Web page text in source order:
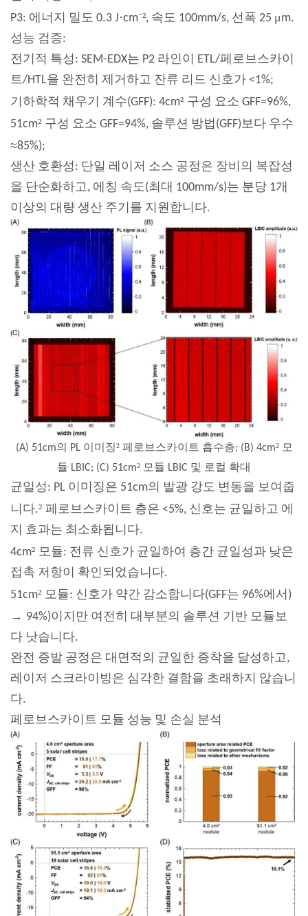
P3: 에너지 밀도 0.3 J·cm⁻², 속도 100mm/s, 선폭 25 μm.
성능 검증:
전기적 특성: SEM-EDX는 P2 라인이 ETL/페로브스카이
트/HTL을 완전히 제거하고 잔류 리드 신호가 <1%;
기하학적 채우기 계수(GFF): 4cm² 구성 요소 GFF=96%,
51cm² 구성 요소 GFF=94%, 솔루션 방법(GFF)보다 우수
≈85%);
생산 호환성: 단일 레이저 소스 공정은 장비의 복잡성
을 단순화하고, 에칭 속도(최대 100mm/s)는 분당 1개
이상의 대량 생산 주기를 지원합니다.
(A) 51cm의 PL 이미징² 페로브스카이트 흡수층; (B) 4cm² 모
듈 LBIC; (C) 51cm² 모듈 LBIC 및 로컬 확대
균일성: PL 이미징은 51cm의 발광 강도 변동을 보여줍
니다.² 페로브스카이트 층은 <5%, 신호는 균일하고 에
지 효과는 최소화됩니다.
4cm² 모듈: 전류 신호가 균일하여 층간 균일성과 낮은
접촉 저항이 확인되었습니다.
51cm² 모듈: 신호가 약간 감소합니다(GFF는 96%에서)
→ 94%)이지만 여전히 대부분의 솔루션 기반 모듈보
다 낫습니다.
완전 증발 공정은 대면적의 균일한 증착을 달성하고,
레이저 스크라이빙은 심각한 결함을 초래하지 않습니
다.
페로브스카이트 모듈 성능 및 손실 분석